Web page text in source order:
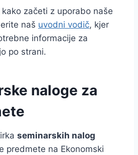
začeti z uporabo naše
naš uvodni vodič, kjer
informacije za
po strani.
naloge za
seminarskih nalog
predmete na Ekonomski